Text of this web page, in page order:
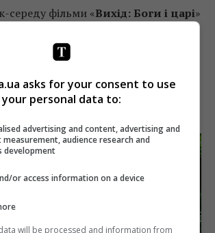
середу фільми «Вихід: Боги і царі»
«
Право на владу
00:50) і зуміло наростити свої
/ 6,6% (було 3,8% / 5,6%).
asks for your consent to use
your personal data to:
advertising and content, advertising and
audience research and
development
or access information on a device
will be processed and information from